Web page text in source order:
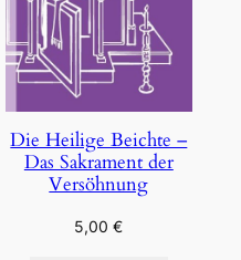
Die Heilige Beichte –
Das Sakrament der
Versöhnung
5,00€